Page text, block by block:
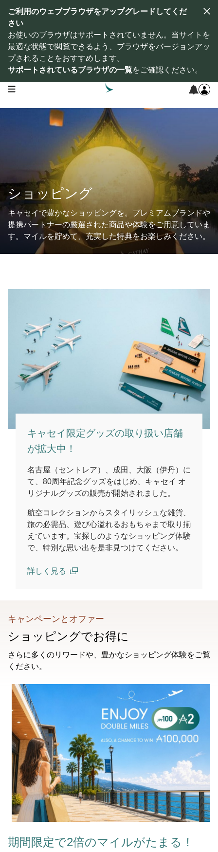
ご利用のウェブブラウザをアップグレードしてくだ
さい
お使いのブラウザはサポートされていません。当サイトを
最適な状態で閲覧できるよう、ブラウザをバージョンアッ
プされることをおすすめします。
サポートされているブラウザの一覧をご確認ください。
open navigation menu
ショッピング
キャセイで豊かなショッピングを。プレミアムブランドや
提携パートナーの厳選された商品や体験をご用意していま
す。マイルを貯めて、充実した特典をお楽しみください。
キャセイ限定グッズの取り扱い店舗
が拡大中！
名古屋（セントレア）、成田、大阪（伊丹）に
て、80周年記念グッズをはじめ、キャセイ オ
リジナルグッズの販売が開始されました。
航空コレクションからスタイリッシュな雑貨、
旅の必需品、遊び心溢れるおもちゃまで取り揃
えています。宝探しのようなショッピング体験
で、特別な思い出を是非見つけてください。
詳しく見る
キャンペーンとオファー
ショッピングでお得に
さらに多くのリワードや、豊かなショッピング体験をご覧
ください。
期間限定で2倍のマイルがたまる！